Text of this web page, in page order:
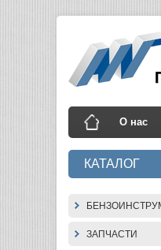
О нас
КАТАЛОГ
ЗАПЧАСТИ